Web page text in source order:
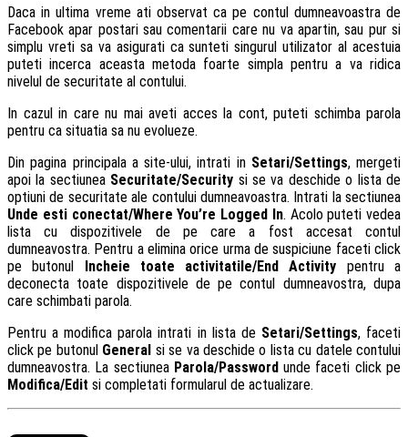
Daca in ultima vreme ati observat ca pe contul dumneavoastra de
Facebook apar postari sau comentarii care nu va apartin, sau pur si
simplu vreti sa va asigurati ca sunteti singurul utilizator al acestuia
puteti incerca aceasta metoda foarte simpla pentru a va ridica
nivelul de securitate al contului.
In cazul in care nu mai aveti acces la cont, puteti schimba parola
pentru ca situatia sa nu evolueze.
Din pagina principala a site-ului, intrati in Setari/Settings, mergeti
apoi la sectiunea Securitate/Security si se va deschide o lista de
optiuni de securitate ale contului dumneavoastra. Intrati la sectiunea
Unde esti conectat/Where You’re Logged In. Acolo puteti vedea
lista cu dispozitivele de pe care a fost accesat contul
dumneavostra. Pentru a elimina orice urma de suspiciune faceti click
pe butonul Incheie toate activitatile/End Activity pentru a
deconecta toate dispozitivele de pe contul dumneavostra, dupa
care schimbati parola.
Pentru a modifica parola intrati in lista de Setari/Settings, faceti
click pe butonul General si se va deschide o lista cu datele contului
dumneavostra. La sectiunea Parola/Passwordunde faceti click pe
Modifica/Edit si completati formularul de actualizare.